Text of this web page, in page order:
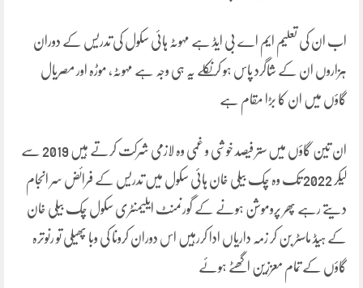
اب ان کی تعلیم ایم اے بی ایڈ ہے مہوٹہ ہائی سکول کی تدریس کے دوران
ہزاروں ان کے شاگرد پاس ہو کر نکلے یہ ہی وجہ ہے مہوٹہ، موڑہ اور مصریال
گاؤں میں ان کا بڑا مقام ہے
ان تین گاؤں میں ستر فیصد خوشی و غمی وہ لازمی شرکت کرتے ہیں 2019 سے
لیکر 2022 تک وہ چک بیلی خان ہائی سکول میں تدریس کے فرائض سر انجام
دیتے رہے پھر پروموشن ہونے کے گورنمنٹ ایلیمنٹری سکول چک بیلی خان
کے ہیڈ ماسٹر بن کر زمہ داریاں ادا کررہیں اس دوران کرونا کی وبا پھیلی تو رنوترہ
گاؤں کے تمام معززین اگھٹے ہوئے